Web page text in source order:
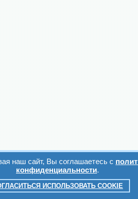
наш сайт, Вы соглашаетесь с
конфиденциальности.
ИСПОЛЬЗОВАТЬ COOKIE